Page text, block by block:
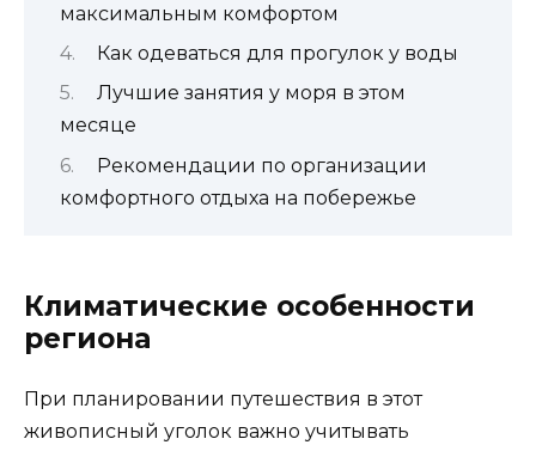
максимальным комфортом
Как одеваться для прогулок у воды
Лучшие занятия у моря в этом
месяце
Рекомендации по организации
комфортного отдыха на побережье
Климатические особенности
региона
При планировании путешествия в этот
живописный уголок важно учитывать